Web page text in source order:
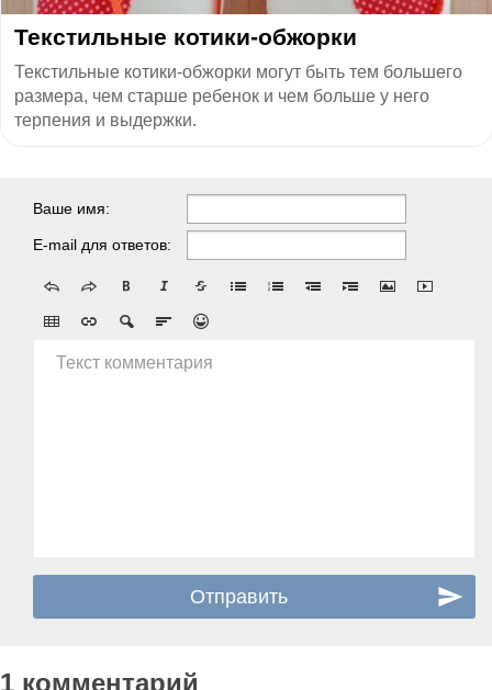
Текстильные котики-обжорки
Текстильные котики-обжорки могут быть тем большего
размера, чем старше ребенок и чем больше у него
терпения и выдержки.
Ваше имя:
E-mail для ответов:
Текст комментария
1 комментарий